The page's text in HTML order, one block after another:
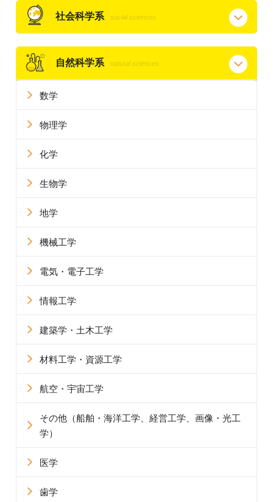
社会科学系 social sciences
自然科学系 natural sciences
数学
物理学
化学
生物学
地学
機械工学
電気・電子工学
情報工学
建築学・土木工学
材料工学・資源工学
航空・宇宙工学
その他 （船舶・海洋工学、経営工学、画像・光工
学）
医学
歯学